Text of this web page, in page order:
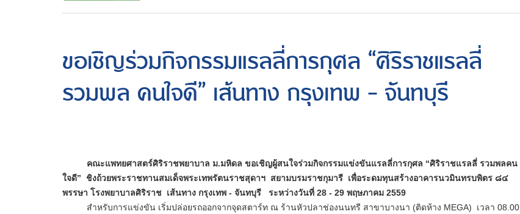
ขอเชิญร่วมกิจกรรมแรลลี่การกุศล “ศิริราชแรลลี่
รวมพล คนใจดี” เส้นทาง กรุงเทพ - จันทบุรี
คณะแพทยศาสตร์ศิริราชพยาบาล ม.มหิดล ขอเชิญผู้สนใจร่วมกิจกรรมแข่งขันแรลลี่การกุศล “ศิริราชแรลลี่ รวมพลคน
ใจดี” ชิงถ้วยพระราชทานสมเด็จพระเทพรัตนราชสุดาฯ สยามบรมราชกุมารี เพื่อระดมทุนสร้างอาคารนวมินทรบพิตร ๘๔
พรรษา โรงพยาบาลศิริราช เส้นทาง กรุงเทพ - จันทบุรี ระหว่างวันที่ 28 - 29 พฤษภาคม 2559
สำหรับการแข่งขัน เริ่มปล่อยรถออกจากจุดสตาร์ท ณ ร้านหัวปลาช่องนนทรี สาขาบางนา (ติดห้าง MEGA) เวลา 08.00